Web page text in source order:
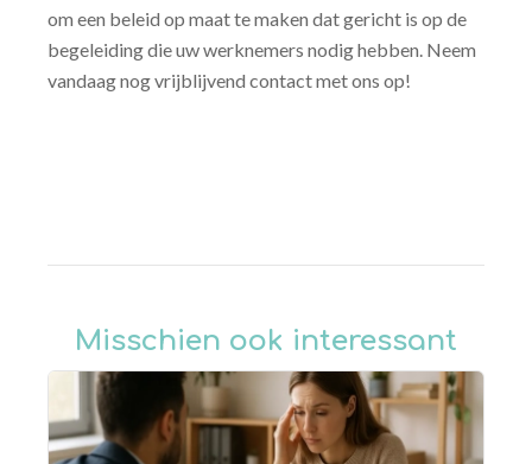
om een beleid op maat te maken dat gericht is op de
begeleiding die uw werknemers nodig hebben. Neem
vandaag nog vrijblijvend contact met ons op!
Misschien ook interessant